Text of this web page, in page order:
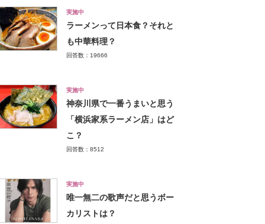
実施中
ラーメンって日本食？それと
も中華料理？
回答数：19666
実施中
神奈川県で一番うまいと思う
「横浜家系ラーメン店」はど
こ？
回答数：8512
実施中
唯一無二の歌声だと思うボー
カリストは？